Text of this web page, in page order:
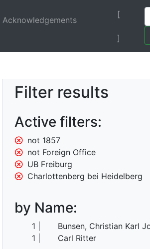
Acknowledgements
[
]
Filter results
Active filters:
not 1857
not Foreign Office
UB Freiburg
Charlottenberg bei Heidelberg
by Name:
1
Bunsen, Christian Karl
1
Carl Ritter